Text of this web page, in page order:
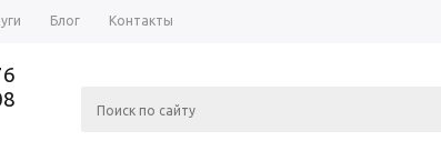
Блог Контакты